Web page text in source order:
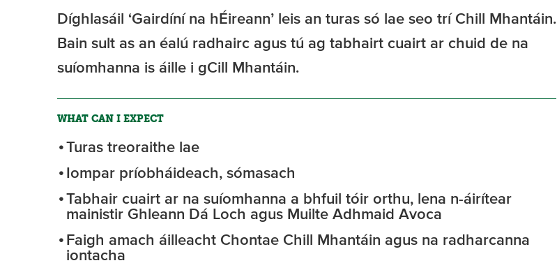
Díghlasáil ‘Gairdíní na hÉireann’ leis an turas só lae seo trí Chill Mhantáin.
Bain sult as an éalú radhairc agus tú ag tabhairt cuairt ar chuid de na
suíomhanna is áille i gCill Mhantáin.
WHAT CAN I EXPECT
Turas treoraithe lae
Iompar príobháideach, sómasach
Tabhair cuairt ar na suíomhanna a bhfuil tóir orthu, lena n-áirítear
mainistir Ghleann Dá Loch agus Muilte Adhmaid Avoca
Faigh amach áilleacht Chontae Chill Mhantáin agus na radharcanna
iontacha